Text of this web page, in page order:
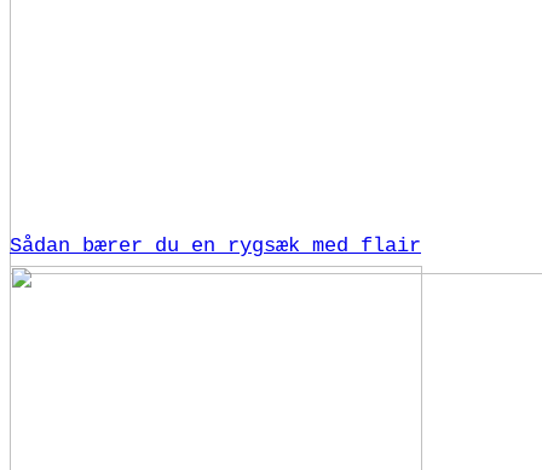
Sådan bærer du en rygsæk med flair